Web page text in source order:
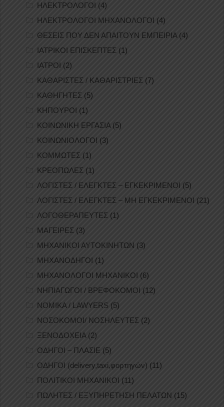
ΗΛΕΚΤΡΟΛΟΓΟΙ (4)
ΗΛΕΚΤΡΟΛΟΓΟΙ ΜΗΧΑΝΟΛΟΓΟΙ (4)
ΘΕΣΕΙΣ ΠΟΥ ΔΕΝ ΑΠΑΙΤΟΥΝ ΕΜΠΕΙΡΙΑ(4)
ΙΑΤΡΙΚΟΙ ΕΠΙΣΚΕΠΤΕΣ (1)
ΙΑΤΡΟΙ (2)
ΚΑΘΑΡΙΣΤΕΣ / ΚΑΘΑΡΙΣΤΡΙΕΣ (7)
ΚΑΘΗΓΗΤΕΣ (5)
ΚΗΠΟΥΡΟΙ (1)
ΚΟΙΝΩΝΙΚΗ ΕΡΓΑΣΙΑ (5)
ΚΟΙΝΩΝΙΟΛΟΓΟΙ (3)
ΚΟΜΜΩΤΕΣ (1)
ΚΡΕΟΠΩΛΕΣ (1)
ΛΟΓΙΣΤΕΣ / ΕΛΕΓΚΤΕΣ – ΕΓΚΕΚΡΙΜΕΝΟΙ (5)
ΛΟΓΙΣΤΕΣ / ΕΛΕΓΚΤΕΣ – ΜΗ ΕΓΚΕΚΡΙΜΕΝΟΙ (21)
ΛΟΓΟΘΕΡΑΠΕΥΤΕΣ (1)
ΜΑΓΕΙΡΕΣ (3)
ΜΗΧΑΝΙΚΟΙ ΑΥΤΟΚΙΝΗΤΩΝ (3)
ΜΗΧΑΝΟΔΗΓΟΙ (1)
ΜΗΧΑΝΟΛΟΓΟΙ ΜΗΧΑΝΙΚΟΙ (6)
ΝΗΠΙΑΓΩΓΟΙ / ΒΡΕΦΟΚΟΜΟΙ (12)
ΝΟΜΙΚΑ / LAWYERS (5)
ΝΟΣΟΚΟΜΟΙ/ ΝΟΣΗΛΕΥΤΕΣ (2)
ΞΕΝΟΔΟΧΕΙΑ (2)
ΟΔΗΓΟΙ – ΠΛΑΣΙΕ (5)
ΟΔΗΓΟΙ (delivery,taxi,φορτηγών) (11)
ΠΟΛΙΤΙΚΟΙ ΜΗΧΑΝΙΚΟΙ (11)
ΠΩΛΗΤΕΣ / ΕΞΥΠΗΡΕΤΗΣΗ ΠΕΛΑΤΩΝ (15)